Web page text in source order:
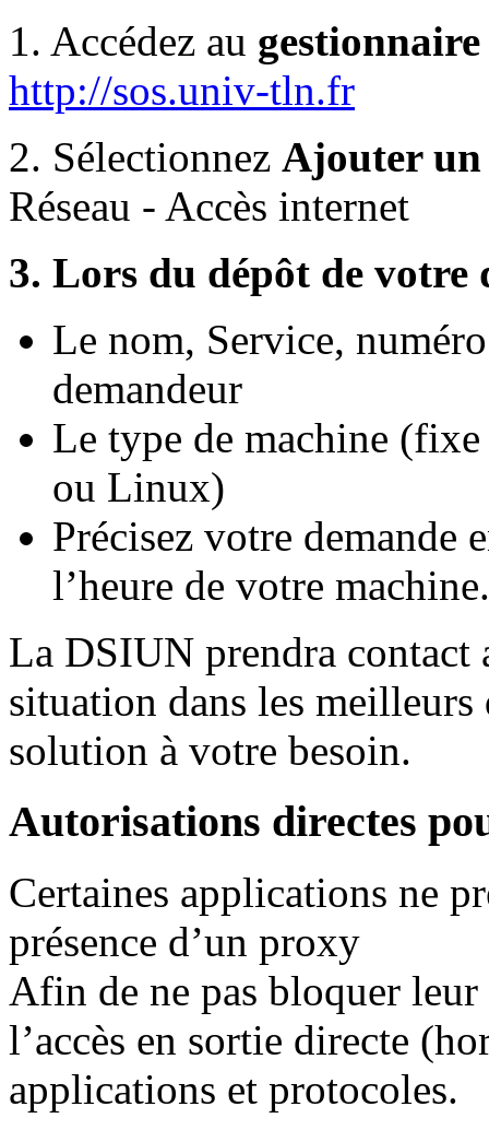
1. Accédez au
http://sos.univ-tln.fr
2. Sélectionnez Ajouter
Réseau - Accès internet
3. Lors du dépôt de votre
Le nom, Service,
demandeur
Le type de machine
ou Linux)
Précisez votre demande
l’heure de votre machine.
La DSIUN prendra contact
situation dans les
solution à votre besoin.
Autorisations directes
Certaines applications ne
présence d’un proxy
Afin de ne pas bloquer
l’accès en sortie directe
applications et protocoles.